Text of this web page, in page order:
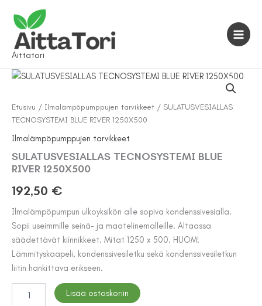
sisältöön
Aittatori
Etusivu / Ilmalämpöpumppujen tarvikkeet / SULATUSVESIALLAS
TECNOSYSTEMI BLUE RIVER 1250X500
Ilmalämpöpumppujen tarvikkeet
SULATUSVESIALLAS TECNOSYSTEMI BLUE
RIVER 1250X500
192,50 €
Ilmalämpöpumpun ulkoyksikön alle sopiva kondenssivesialla.
Sopii useimmille seinä- ja maatelinemalleille. Altaassa
säädettävät kiinnikkeet. Mitat 1250 x 500. HUOM!
Lämmityskaapeli, kondenssivesiletku sekä kondenssivesiletkun
liitin hankittava erikseen.
SULATUSVESIALLAS
TECNOSYSTEMI
Lisää ostoskoriin